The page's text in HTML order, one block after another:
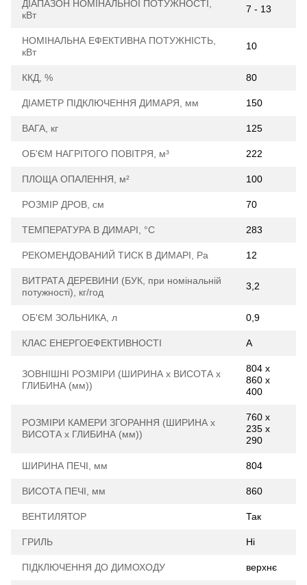
ДІАПАЗОН НОМІНАЛЬНОЇ ПОТУЖНОСТІ,
кВт
7 - 13
НОМІНАЛЬНА ЕФЕКТИВНА ПОТУЖНІСТЬ,
кВт
10
ККД, % 80
ДІАМЕТР ПІДКЛЮЧЕННЯ ДИМАРЯ, мм 150
ВАГА, кг 125
ОБ'ЄМ НАГРІТОГО ПОВІТРЯ, м³ 222
ПЛОЩА ОПАЛЕННЯ, м² 100
РОЗМІР ДРОВ, см 70
ТЕМПЕРАТУРА В ДИМАРІ, °С 283
РЕКОМЕНДОВАНИЙ ТИСК В ДИМАРІ, Ра 12
ВИТРАТА ДЕРЕВИНИ (БУК, при номінальній
потужності), кг/год
3,2
ОБ'ЄМ ЗОЛЬНИКА, л 0,9
КЛАС ЕНЕРГОЕФЕКТИВНОСТІ А
ЗОВНІШНІ РОЗМІРИ (ШИРИНА х ВИСОТА х
ГЛИБИНА (мм))
804 х
860 х
400
РОЗМІРИ КАМЕРИ ЗГОРАННЯ (ШИРИНА х
ВИСОТА х ГЛИБИНА (мм))
760 х
235 х
290
ШИРИНА ПЕЧІ, мм 804
ВИСОТА ПЕЧІ, мм 860
ВЕНТИЛЯТОР Так
ГРИЛЬ Ні
ПІДКЛЮЧЕННЯ ДО ДИМОХОДУ верхнє